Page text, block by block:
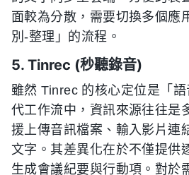
面較為分散，需要切換多個應
別-整理」的流程。
5. Tinrec (秒聽錄音)
雖然 Tinrec 的核心定位是「
代工作流中，資訊來源往往是
援上傳音訊檔案、輸入影片連
文字。其差異化在於不僅提供
生成會議紀要與行動項。對於